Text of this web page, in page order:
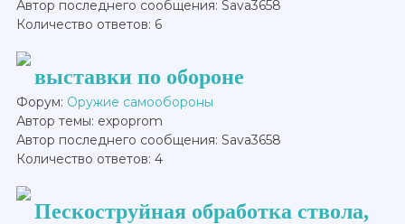
Автор последнего сообщения: Sava3658
Количество ответов: 6
выставки по обороне
Форум: Оружие самообороны
Автор темы: expoprom
Автор последнего сообщения: Sava3658
Количество ответов: 4
Пескоструйная обработка ствола,